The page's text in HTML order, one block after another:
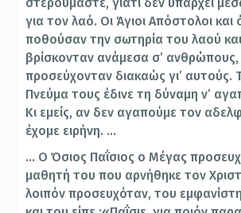
στερούμαστε, γιατί δεν υπάρχει
για τον λαό. Οι Άγιοι Απόστολοι και
ποθούσαν την σωτηρία του λαού
βρίσκονταν ανάμεσα σ’ ανθρώπους,
προσεύχονταν διακαώς γι’ αυτούς.
Πνεύμα τους έδινε τη δύναμη ν’
Κι εμείς, αν δεν αγαπούμε τον
έχομε ειρήνη. …
… Ο Όσιος Παΐσιος ο Μέγας
μαθητή του που αρνήθηκε τον
λοιπόν προσευχόταν, του